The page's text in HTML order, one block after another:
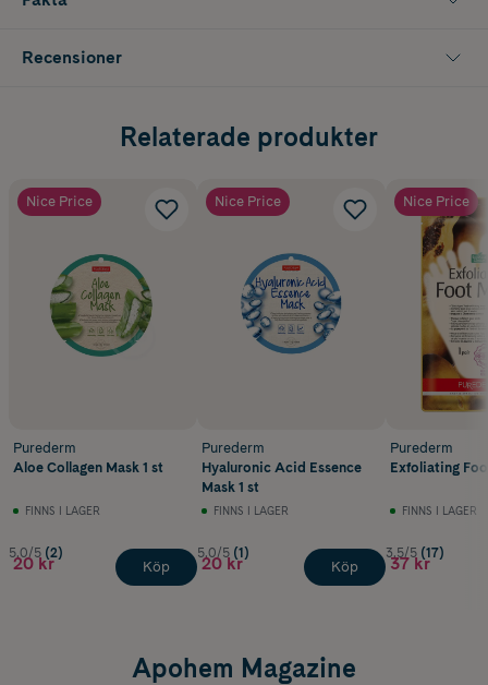
Recensioner
Relaterade produkter
Nice Price
Purederm
Aloe Collagen Mask 1 st
FINNS I LAGER
5.0/5 (2)
20 kr Köp
Nice Price
Purederm
Hyaluronic Acid Essence
Mask 1 st
FINNS I LAGER
5.0/5 (1)
20 kr Köp
Nice Price
Purederm
Exfoliating
FINNS I LAGER
3.5/5 (17)
37 kr
Apohem Magazine